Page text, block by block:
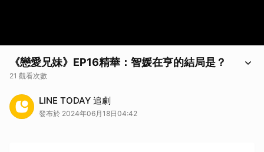
《戀愛兄妹》EP16精華：智媛在亨的結局是？
21 觀看次數
影片由LINE TV提供
LINE TODAY 追劇
發布於 2024年06月18日04:42